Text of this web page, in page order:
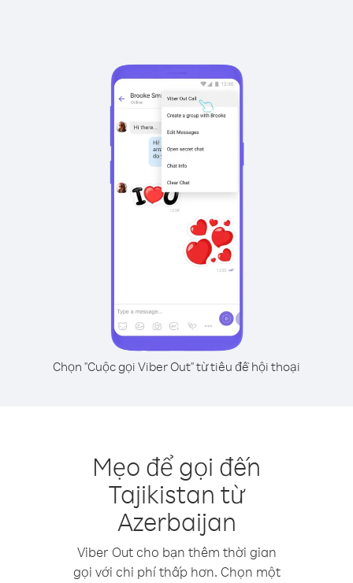
Chọn "Cuộc gọi Viber Out" từ tiêu đề hội thoại
Mẹo để gọi đến
Tajikistan từ
Azerbaijan
Viber Out cho bạn thêm thời gian
gọi với chi phí thấp hơn. Chọn một